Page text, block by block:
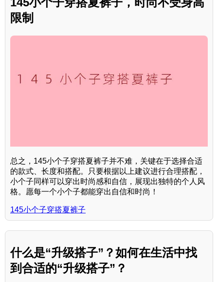
限制
总之，145小个子穿搭夏裤子并不难，关键在于选择合适
的款式、长度和搭配。只要根据以上建议进行合理搭配，
小个子同样可以穿出时尚感和自信，展现出独特的个人风
格。愿每一个小个子都能穿出自信和时尚！
145小个子穿搭夏裤子
什么是“升级搭子”？如何在生活中找
到合适的“升级搭子”？